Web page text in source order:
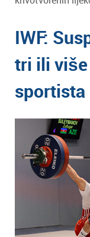
IWF:
tri ili
sportista